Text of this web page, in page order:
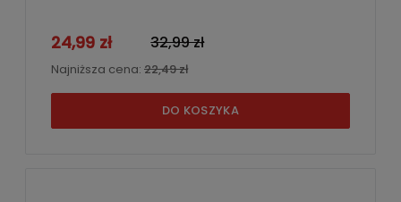
24,99 zł 32,99 zł
Najniższa cena: 22,49 zł
DO KOSZYKA